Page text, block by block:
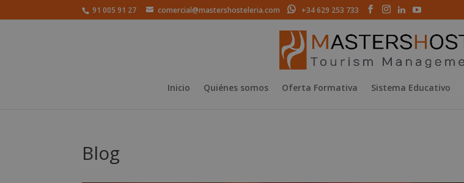
91 005 91 27 comercial@mastershosteleria.com +34 629 253 733
Inicio Quiénes somos Oferta Formativa Sistema Educativo
Blog